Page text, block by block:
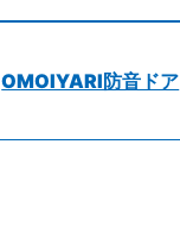
OMOIYARI防音ドア